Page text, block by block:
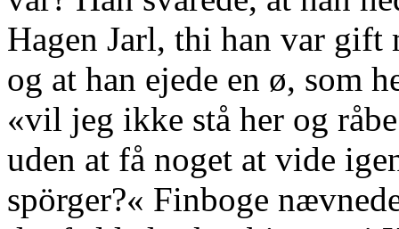
Hagen Jarl, thi han var gift
og at han ejede en ø, som
«vil jeg ikke stå her og
uden at få noget at vide
spörger?« Finboge